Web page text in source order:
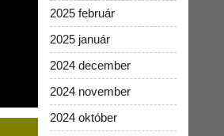
2025 február
2025 január
2024 december
2024 november
2024 október